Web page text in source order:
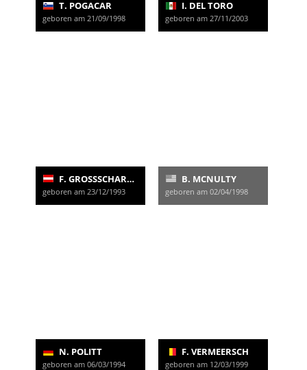
T. POGACAR
geboren am 21/09/1998
I. DEL TORO
geboren am 27/11/2003
F. GROSSSCHARTNER
geboren am 23/12/1993
B. MCNULTY
geboren am 02/04/1998
N. POLITT
geboren am 06/03/1994
F. VERMEERSCH
geboren am 12/03/1999